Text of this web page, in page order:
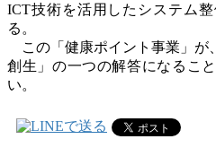
ICT技術を活用したシステム
る。
この「健康ポイント事業」が
創生」の一つの解答になるこ
い。